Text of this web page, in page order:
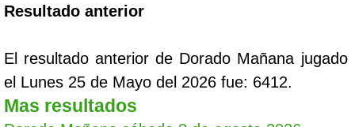
Resultado anterior
El resultado anterior de Dorado Mañana jugado
el Lunes 25 de Mayo del 2026 fue: 6412.
Mas resultados